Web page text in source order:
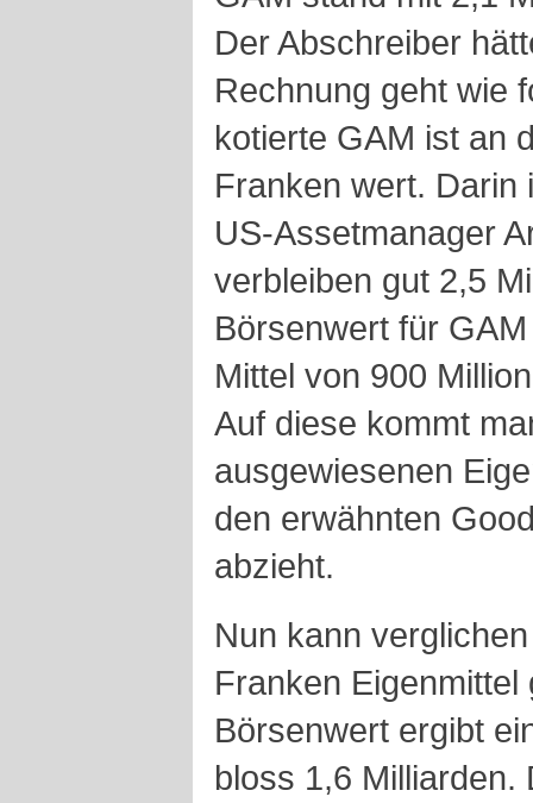
Der Abschreiber
Rechnung geht wie
kotierte GAM ist an
Franken wert. Darin
US-Assetmanager
verbleiben gut 2,5
Börsenwert für
Mittel von 900
Auf diese kommt
ausgewiesenen
den erwähnten
abzieht.
Nun kann
Franken
Börsenwert ergibt
bloss 1,6